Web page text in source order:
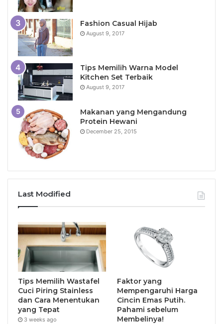
Fashion Casual Hijab
August 9, 2017
Tips Memilih Warna Model
Kitchen Set Terbaik
August 9, 2017
Makanan yang Mengandung
Protein Hewani
December 25, 2015
Last Modified
Tips Memilih Wastafel
Cuci Piring Stainless
dan Cara Menentukan
yang Tepat
3 weeks ago
Faktor yang
Mempengaruhi Harga
Cincin Emas Putih.
Pahami sebelum
Membelinya!